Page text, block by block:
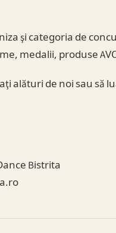
şi categoria de
medalii, produse
alături de noi sau să
Bistrita